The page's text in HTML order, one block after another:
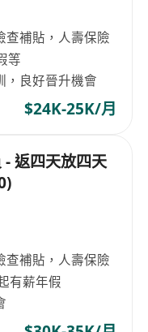
查補貼，人壽保險
等
，良好晉升機會
$24K-25K/月
返四天放四天
查補貼，人壽保險
有薪年假